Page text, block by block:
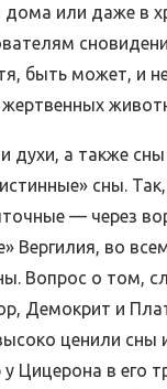
дома или даже в
быть может, и
духи, а также
сны.
— через
Вергилия, во
Вопрос о том,
Демокрит и
ценили сны
Цицерона в его